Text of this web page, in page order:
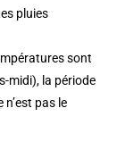
pluies
sont
midi), la période
pas le